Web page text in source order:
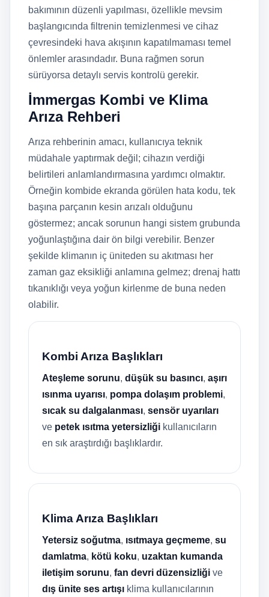
bakımının düzenli yapılması, özellikle mevsim
başlangıcında filtrenin temizlenmesi ve cihaz
çevresindeki hava akışının kapatılmaması temel
önlemler arasındadır. Buna rağmen sorun
sürüyorsa detaylı servis kontrolü gerekir.
İmmergas Kombi ve Klima
Arıza Rehberi
Arıza rehberinin amacı, kullanıcıya teknik
müdahale yaptırmak değil; cihazın verdiği
belirtileri anlamlandırmasına yardımcı olmaktır.
Örneğin kombide ekranda görülen hata kodu, tek
başına parçanın kesin arızalı olduğunu
göstermez; ancak sorunun hangi sistem grubunda
yoğunlaştığına dair ön bilgi verebilir. Benzer
şekilde klimanın iç üniteden su akıtması her
zaman gaz eksikliği anlamına gelmez; drenaj hattı
tıkanıklığı veya yoğun kirlenme de buna neden
olabilir.
Kombi Arıza Başlıkları
Ateşleme sorunu, düşük su basıncı, aşırı
ısınma uyarısı, pompa dolaşım problemi,
sıcak su dalgalanması, sensör uyarıları
ve petek ısıtma yetersizliği kullanıcıların
en sık araştırdığı başlıklardır.
Klima Arıza Başlıkları
Yetersiz soğutma, ısıtmaya geçmeme, su
damlatma, kötü koku, uzaktan kumanda
iletişim sorunu, fan devri düzensizliği ve
dış ünite ses artışı klima kullanıcılarının